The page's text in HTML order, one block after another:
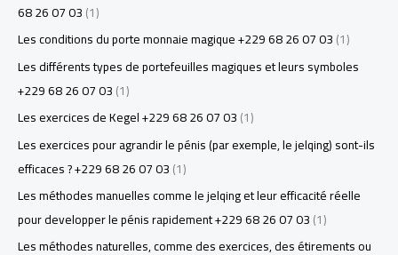
68 26 07 03(1)
Les conditions du porte monnaie magique +229 68 26 07 03(1)
Les différents types de portefeuilles magiques et leurs symboles
+229 68 26 07 03(1)
Les exercices de Kegel +229 68 26 07 03(1)
Les exercices pour agrandir le pénis (par exemple, le jelqing) sont-ils
efficaces ? +229 68 26 07 03(1)
Les méthodes manuelles comme le jelqing et leur efficacité réelle
pour developper le pénis rapidement +229 68 26 07 03(1)
Les méthodes naturelles, comme des exercices, des étirements ou